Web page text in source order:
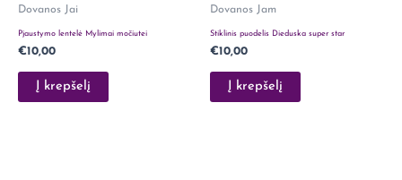
Dovanos Jai
Pjaustymo lentelė Mylimai močiutei
€10,00
Į krepšelį
Dovanos Jam
Stiklinis puodelis Dieduska super star
€10,00
Į krepšelį